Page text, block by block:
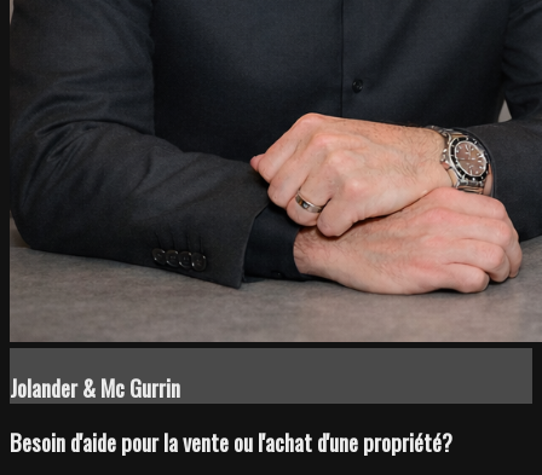
Jolander & Mc Gurrin
Besoin d'aide pour la vente ou l'achat d'une propriété?